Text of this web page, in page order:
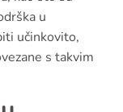
u
učinkovito,
s takvim